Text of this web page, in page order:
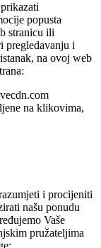
popusta
stranicu ili
pregledavanju i
na ovoj web
na klikovima,
i procijeniti
našu ponudu
Vaše
pružateljima